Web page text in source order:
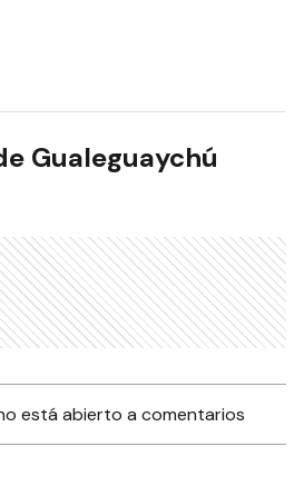
Gualeguaychú
está abierto a comentarios